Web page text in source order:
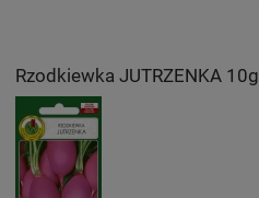
Rzodkiewka JUTRZENKA 10g